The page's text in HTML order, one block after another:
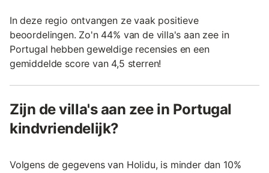
In deze regio ontvangen ze vaak positieve
beoordelingen. Zo'n 44% van de villa's aan zee in
Portugal hebben geweldige recensies en een
gemiddelde score van 4,5 sterren!
Zijn de villa's aan zee in Portugal
kindvriendelijk?
Volgens de gegevens van Holidu, is minder dan 10%